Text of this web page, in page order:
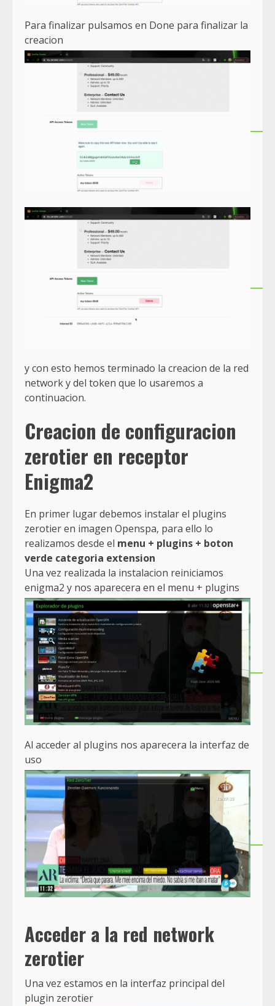
Para finalizar pulsamos en Done para finalizar la
creacion
y con esto hemos terminado la creacion de la red
network y del token que lo usaremos a
continuacion.
Creacion de configuracion
zerotier en receptor
Enigma2
En primer lugar debemos instalar el plugins
zerotier en imagen Openspa, para ello lo
realizamos desde el menu + plugins + boton
verde categoria extension
Una vez realizada la instalacion reiniciamos
enigma2 y nos aparecera en el menu + plugins
Al acceder al plugins nos aparecera la interfaz de
uso
Acceder a la red network
zerotier
Una vez estamos en la interfaz principal del
plugin zerotier